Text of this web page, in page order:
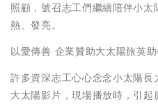
照顧，號召志工們繼續陪伴小
熱、發亮。
以愛傳善 企業贊助大太陽旅英
許多資深志工心心念念小太陽
大太陽影片，現場播放時，引